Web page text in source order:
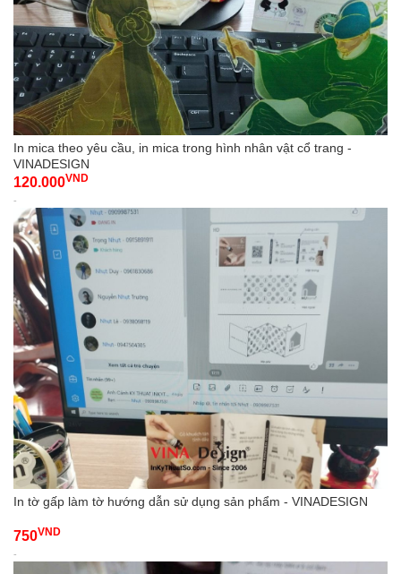
In mica theo yêu cầu, in mica trong hình nhân vật cổ trang -
VINADESIGN
120.000VND
-
In tờ gấp làm tờ hướng dẫn sử dụng sản phẩm - VINADESIGN
750VND
-